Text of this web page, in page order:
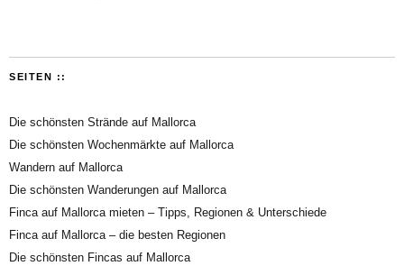
SEITEN ::
Die schönsten Strände auf Mallorca
Die schönsten Wochenmärkte auf Mallorca
Wandern auf Mallorca
Die schönsten Wanderungen auf Mallorca
Finca auf Mallorca mieten – Tipps, Regionen & Unterschiede
Finca auf Mallorca – die besten Regionen
Die schönsten Fincas auf Mallorca